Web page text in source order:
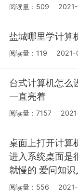
阅读量：509
盐城哪里学计算
阅读量：119 2021-
台式计算机怎么
一直亮着
阅读量：7157
桌面上打开计算
进入系统桌面是
就慢的 爱问知识
阅读量：556